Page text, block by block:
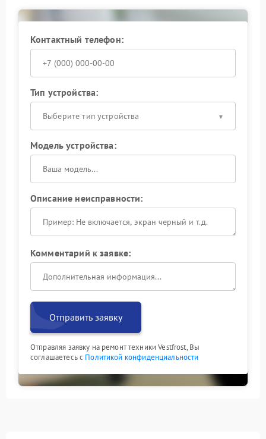
Контактный телефон:
Тип устройства:
Выберите тип устройства
Модель устройства:
Описание неисправности:
Комментарий к заявке:
Отправить заявку
Отправляя заявку на ремонт техники Vestfrost, Вы
соглашаетесь с Политикой конфиденциальности